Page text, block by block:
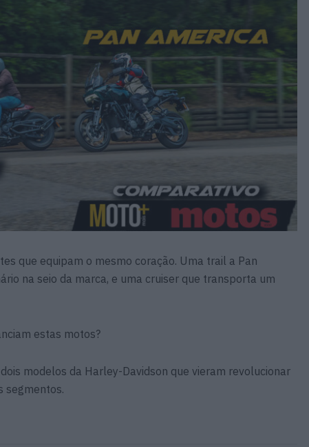
que equipam o mesmo coração. Uma trail a Pan
na seio da marca, e uma cruiser que transporta um
estas motos?
modelos da Harley-Davidson que vieram revolucionar
segmentos.